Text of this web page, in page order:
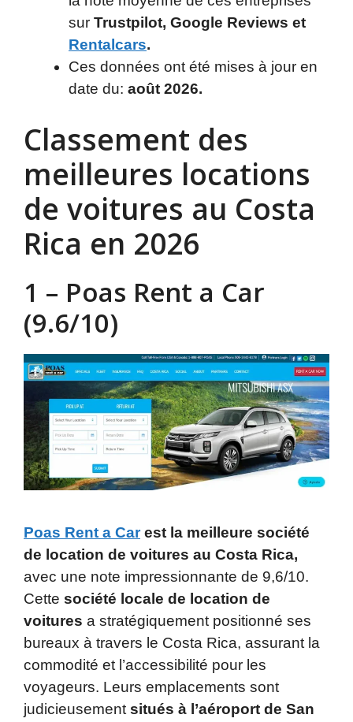
sur Trustpilot, Google Reviews et
Rentalcars.
Ces données ont été mises à jour en
date du: août 2026.
Classement des
meilleures locations
de voitures au Costa
Rica en 2026
1 – Poas Rent a Car
(9.6/10)
Poas Rent a Carest la meilleure société
de location de voitures au Costa Rica,
avec une note impressionnante de 9,6/10.
Cette société locale de location de
voitures a stratégiquement positionné ses
bureaux à travers le Costa Rica, assurant la
commodité et l’accessibilité pour les
voyageurs. Leurs emplacements sont
judicieusement situés à l’aéroport de San